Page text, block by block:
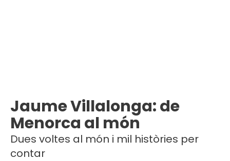
Jaume Villalonga: de
Menorca al món
Dues voltes al món i mil històries per
contar